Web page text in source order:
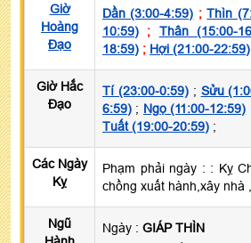
Giờ
Hoàng
Đạo
Dần (3:00-4:59) ;Thìn
10:59) ; Thân (15:00-
18:59) ; Hợi (21:00-22:59)
Giờ Hắc
Đạo
Tí (23:00-0:59); Sửu
6:59) ; Ngọ (11:00-12:59)
Tuất (19:00-20:59) ;
Các Ngày
Kỵ
Phạm phải ngày : : Kỵ
chồng xuất hành,xây nhà
Ngũ
Ngày : GIÁP THÌN